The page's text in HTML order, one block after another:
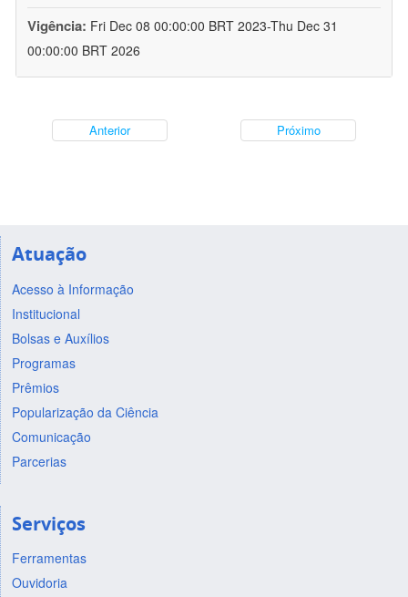
Vigência: Fri Dec 08 00:00:00 BRT 2023-Thu Dec 31
00:00:00 BRT 2026
Anterior Próximo
Atuação
Acesso à Informação
Institucional
Bolsas e Auxílios
Programas
Prêmios
Popularização da Ciência
Comunicação
Parcerias
Serviços
Ferramentas
Ouvidoria